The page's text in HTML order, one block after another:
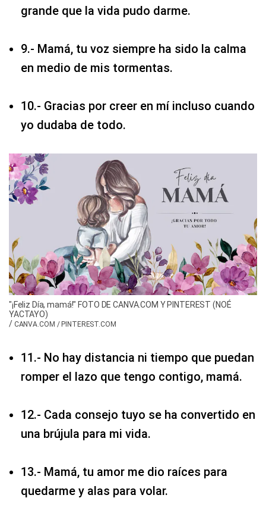
grande que la vida pudo darme.
9.- Mamá, tu voz siempre ha sido la calma
en medio de mis tormentas.
10.- Gracias por creer en mí incluso cuando
yo dudaba de todo.
"¡Feliz Día, mamá!" FOTO DE CANVA.COM Y PINTEREST (NOÉ
YACTAYO)
/ CANVA.COM / PINTEREST.COM
11.- No hay distancia ni tiempo que puedan
romper el lazo que tengo contigo, mamá.
12.- Cada consejo tuyo se ha convertido en
una brújula para mi vida.
13.- Mamá, tu amor me dio raíces para
quedarme y alas para volar.